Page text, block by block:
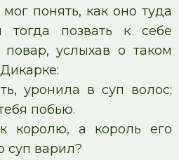
понять, как оно туда
тогда позвать к себе
повар, услыхав о таком
уронила в суп волос;
побью.
королю, а король его
суп варил?